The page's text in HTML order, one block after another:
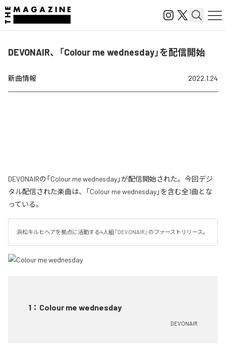
DEVONAIR、「Colour me wednesday」を配信開始
新曲情報 2022.1.24
DEVONAIRの「Colour me wednesday」が配信開始された。今回デジ
タル配信された楽曲は、「Colour me wednesday」を含む全1曲とな
っている。
浜松キルヒヘアを拠点に活動する4人組『DEVONAIR』のファーストリリース。
1 ： Colour me wednesday
DEVONAIR